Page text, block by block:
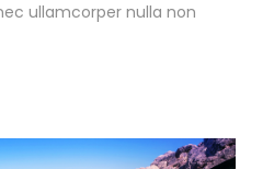
ullamcorper nulla non